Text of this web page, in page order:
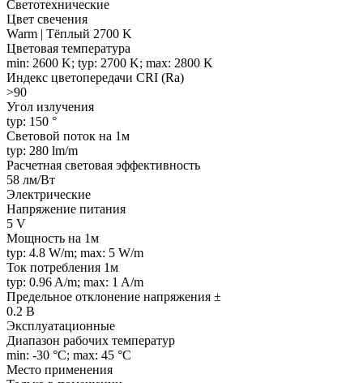
Светотехнические
Цвет свечения
Warm | Тёплый 2700 K
Цветовая температура
min: 2600 K; typ: 2700 K; max: 2800 K
Индекс цветопередачи CRI (Ra)
>90
Угол излучения
typ: 150 °
Световой поток на 1м
typ: 280 lm/m
Расчетная световая эффективность
58 лм/Вт
Электрические
Напряжение питания
5 V
Мощность на 1м
typ: 4.8 W/m; max: 5 W/m
Ток потребления 1м
typ: 0.96 A/m; max: 1 A/m
Предельное отклонение напряжения ±
0.2 В
Эксплуатационные
Диапазон рабочих температур
min: -30 °C; max: 45 °C
Место применения